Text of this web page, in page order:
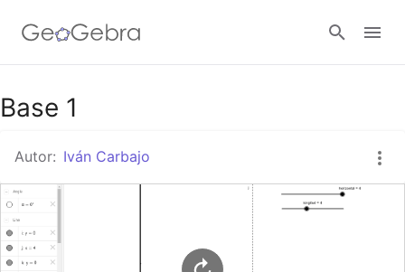
Google Classroom
GeoGebra Classroom
Base 1
Autor: Iván Carbajo